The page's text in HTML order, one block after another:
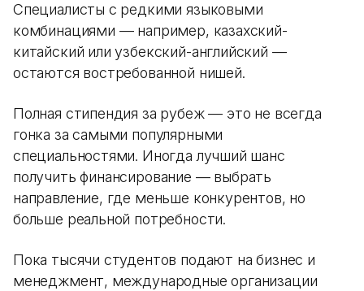
Специалисты с редкими языковыми
комбинациями — например, казахский-
китайский или узбекский-английский —
остаются востребованной нишей.
Полная стипендия за рубеж — это не всегда
гонка за самыми популярными
специальностями. Иногда лучший шанс
получить финансирование — выбрать
направление, где меньше конкурентов, но
больше реальной потребности.
Пока тысячи студентов подают на бизнес и
менеджмент, международные организации